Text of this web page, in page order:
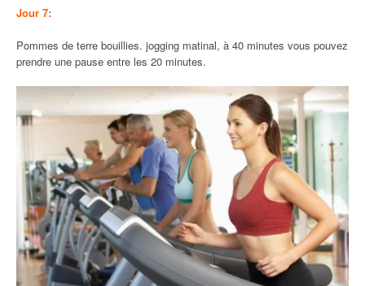
Jour 7:
Pommes de terre bouillies. jogging matinal, à 40 minutes vous pouvez
prendre une pause entre les 20 minutes.